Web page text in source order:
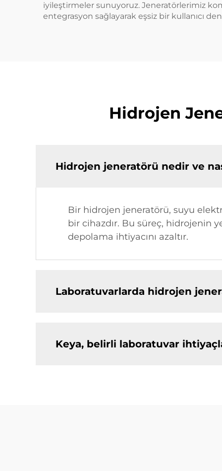
iyileştirmeler sunuyoruz. Jeneratörlerimiz
entegrasyon sağlayarak eşsiz bir kullanıcı
Hidrojen
Hidrojen jeneratörü nedir ve
Bir hidrojen jeneratörü, suyu
bir cihazdır. Bu süreç, hidrojenin
depolama ihtiyacını azaltır.
Laboratuvarlarda hidrojen
Keya, belirli laboratuvar